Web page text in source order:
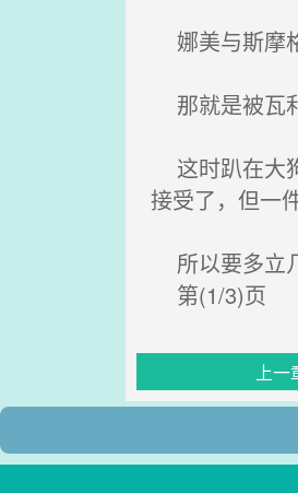
娜美与斯摩
那就是被瓦
这时趴在大
接受了，但一
所以要多立
第(1/3)页
上一